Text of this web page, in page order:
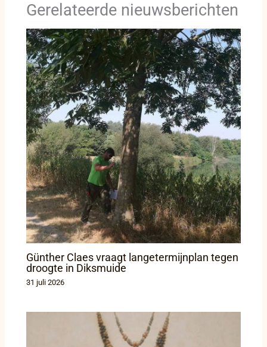
Gerelateerde nieuwsberichten
Günther Claes vraagt langetermijnplan tegen
droogte in Diksmuide
31 juli 2026